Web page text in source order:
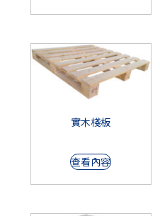
實木棧板
查看內容